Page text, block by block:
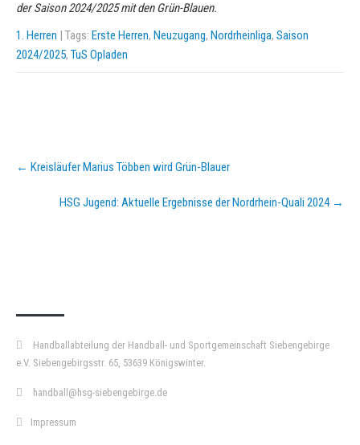
der Saison 2024/2025 mit den Grün-Blauen.
1. Herren | Tags: Erste Herren, Neuzugang, Nordrheinliga, Saison
2024/2025, TuS Opladen
Post
navigation
← Kreisläufer Marius Többen wird Grün-Blauer
HSG Jugend: Aktuelle Ergebnisse der Nordrhein-Quali 2024 →
Handballabteilung der Handball- und Sportgemeinschaft Siebengebirge
e.V. Siebengebirgsstr. 65, 53639 Königswinter.
handball@hsg-siebengebirge.de
Impressum